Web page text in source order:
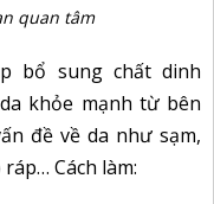
quan tâm
bổ sung chất dinh
khỏe mạnh từ bên
đề về da như sạm,
ráp… Cách làm: